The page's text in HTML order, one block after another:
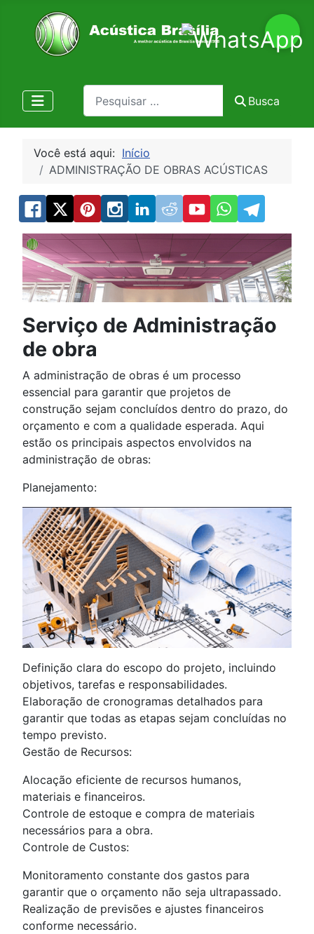
Pesquisa
Busca
Você está aqui: Início
ADMINISTRAÇÃO DE OBRAS ACÚSTICAS
Serviço de Administração
de obra
A administração de obras é um processo
essencial para garantir que projetos de
construção sejam concluídos dentro do prazo, do
orçamento e com a qualidade esperada. Aqui
estão os principais aspectos envolvidos na
administração de obras:
Planejamento:
Definição clara do escopo do projeto, incluindo
objetivos, tarefas e responsabilidades.
Elaboração de cronogramas detalhados para
garantir que todas as etapas sejam concluídas no
tempo previsto.
Gestão de Recursos:
Alocação eficiente de recursos humanos,
materiais e financeiros.
Controle de estoque e compra de materiais
necessários para a obra.
Controle de Custos:
Monitoramento constante dos gastos para
garantir que o orçamento não seja ultrapassado.
Realização de previsões e ajustes financeiros
conforme necessário.